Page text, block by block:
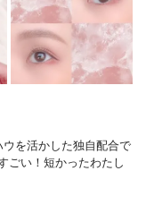
を活かした独自配合で
ㅤこれすごい！短かったわたし